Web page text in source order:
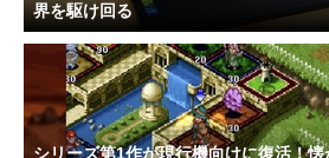
界を駆け回る
シリーズ第1作が現行機向けに復活！懐